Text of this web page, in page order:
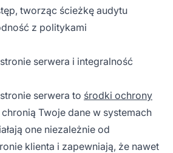
tworząc ścieżkę audytu
z politykami
serwera i integralność
serwera to środki ochrony
Twoje dane w systemach
one niezależnie od
klienta i zapewniają, że nawet